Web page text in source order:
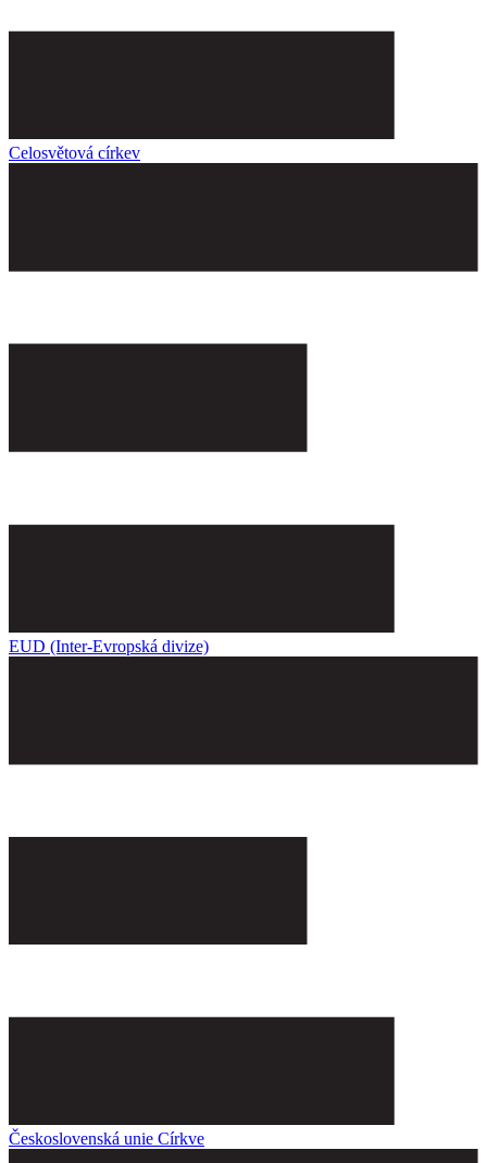
Celosvětová církev
EUD (Inter-Evropská divize)
Československá unie Církve